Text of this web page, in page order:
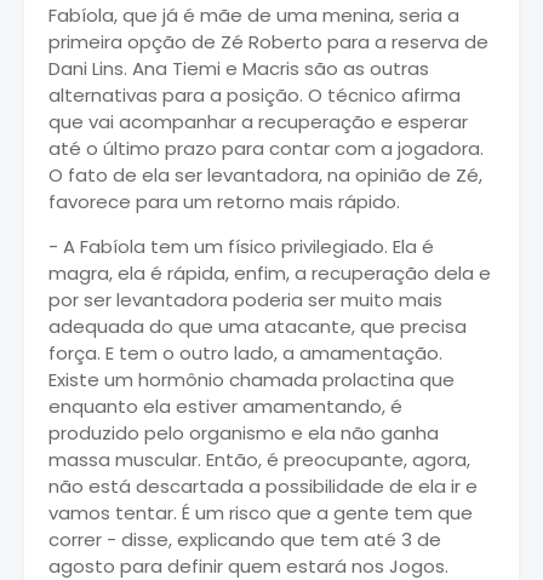
Fabíola, que já é mãe de uma menina, seria a
primeira opção de Zé Roberto para a reserva de
Dani Lins. Ana Tiemi e Macris são as outras
alternativas para a posição. O técnico afirma
que vai acompanhar a recuperação e esperar
até o último prazo para contar com a jogadora.
O fato de ela ser levantadora, na opinião de Zé,
favorece para um retorno mais rápido.
- A Fabíola tem um físico privilegiado. Ela é
magra, ela é rápida, enfim, a recuperação dela e
por ser levantadora poderia ser muito mais
adequada do que uma atacante, que precisa
força. E tem o outro lado, a amamentação.
Existe um hormônio chamada prolactina que
enquanto ela estiver amamentando, é
produzido pelo organismo e ela não ganha
massa muscular. Então, é preocupante, agora,
não está descartada a possibilidade de ela ir e
vamos tentar. É um risco que a gente tem que
correr - disse, explicando que tem até 3 de
agosto para definir quem estará nos Jogos.